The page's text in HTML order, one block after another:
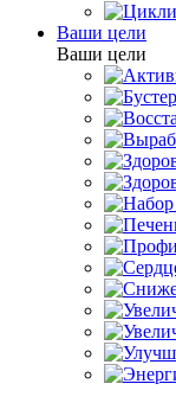
Ваши цели
Ваши цели